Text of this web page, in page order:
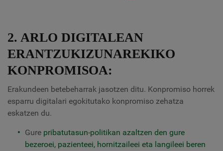
2. ARLO DIGITALEAN
ERANTZUKIZUNAREKIKO
KONPROMISOA:
Erakundeen betebeharrak jasotzen ditu. Konpromiso horrek
esparru digitalari egokitutako konpromiso zehatza
eskatzen du.
Gure pribatutasun-politikan azaltzen den gure
bezeroei, pazienteei, hornitzaileei eta langileei beren